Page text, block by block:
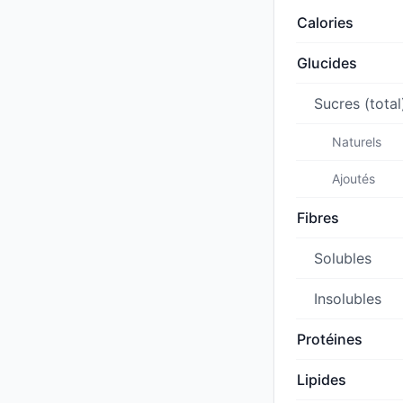
Calories
Glucides
Sucres
Naturels
Ajoutés
Fibres
Solubles
Insolubles
Protéines
Lipides